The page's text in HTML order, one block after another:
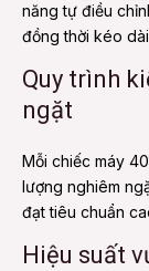
năng tự điều
đồng thời kéo
Quy trình
ngặt
Mỗi chiếc máy
lượng nghiêm
đạt tiêu chuẩn
Hiệu suất